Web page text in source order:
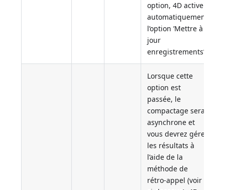
option, 4D active
automatiquement
l’option ’Mettre à
jour
enregistrements’.
Lorsque cette
option est
passée, le
compactage sera
asynchrone et
vous devrez gérer
les résultats à
l’aide de la
méthode de
rétro-appel (voir